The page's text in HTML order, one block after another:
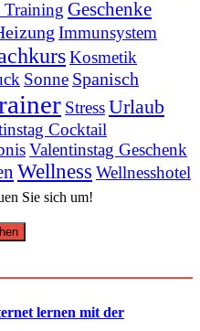
Training Geschenke
Immunsystem
Kosmetik
Sonne Spanisch
StressUrlaub
Cocktail
Valentinstag Geschenk
Wellness Wellnesshotel
Sie sich um!
lernen mit der